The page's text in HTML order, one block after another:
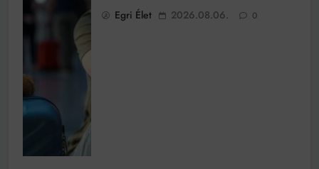
Egri Élet 2026.08.06. 0